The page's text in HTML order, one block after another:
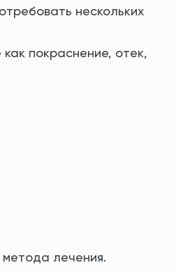
нескольких
покраснение, отек,
лечения.